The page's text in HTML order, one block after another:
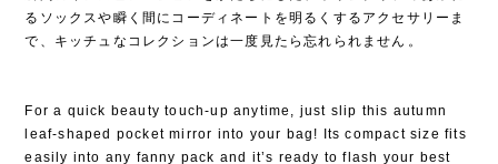
るソックスや瞬く間にコーディネートを明るくするアクセサリーま
で、キッチュなコレクションは一度見たら忘れられません⁡。
For a quick beauty touch-up anytime, just slip this autumn
leaf-shaped pocket mirror into your bag! Its compact size fits
easily into any fanny pack and it’s ready to flash your best